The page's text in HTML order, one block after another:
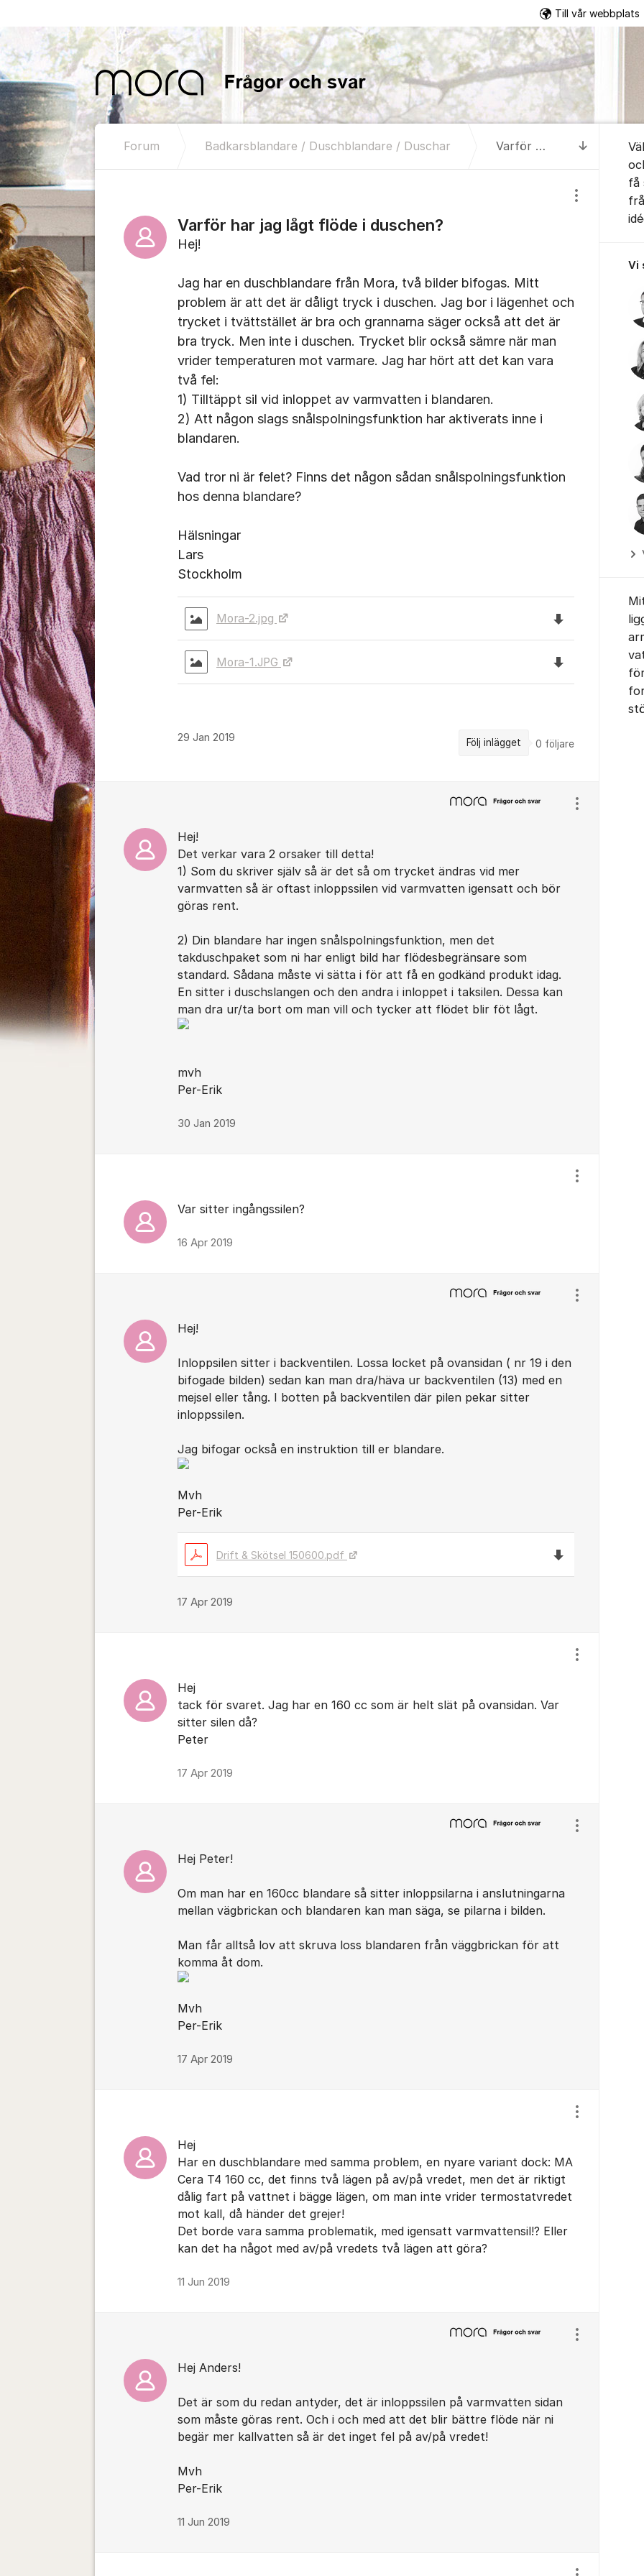
Till vår webbplats
Till
Forum Badkarsblandare / Duschblandare / Duschar Varför har jag lågt flöde i duschen?
Varför har jag lågt flöde i duschen?
Visa/dölj
Hej!
Jag har en duschblandare från Mora, två bilder bifogas. Mitt
problem är att det är dåligt tryck i duschen. Jag bor i lägenhet och
trycket i tvättstället är bra och grannarna säger också att det är
bra tryck. Men inte i duschen. Trycket blir också sämre när man
vrider temperaturen mot varmare. Jag har hört att det kan vara
två fel:
1) Tilltäppt sil vid inloppet av varmvatten i blandaren.
2) Att någon slags snålspolningsfunktion har aktiverats inne i
blandaren.
Vad tror ni är felet? Finns det någon sådan snålspolningsfunktion
hos denna blandare?
Hälsningar
Lars
Stockholm
Mora-2.jpg Ladda ned
Mora-1.JPG Ladda ned
29 Jan 2019 Följ inlägget 0 följare
Hej!
Det verkar vara 2 orsaker till detta!
1) Som du skriver själv så är det så om trycket ändras vid mer
varmvatten så är oftast inloppssilen vid varmvatten igensatt och bör
göras rent.
2) Din blandare har ingen snålspolningsfunktion, men det
takduschpaket som ni har enligt bild har flödesbegränsare som
standard. Sådana måste vi sätta i för att få en godkänd produkt idag.
En sitter i duschslangen och den andra i inloppet i taksilen. Dessa kan
man dra ur/ta bort om man vill och tycker att flödet blir föt lågt.
mvh
Per-Erik
30 Jan 2019
Visa/dölj
Var sitter ingångssilen?
16 Apr 2019
Visa/dölj
Hej!
Inloppsilen sitter i backventilen. Lossa locket på ovansidan ( nr 19 i den
bifogade bilden) sedan kan man dra/häva ur backventilen (13) med en
mejsel eller tång. I botten på backventilen där pilen pekar sitter
inloppssilen.
Jag bifogar också en instruktion till er blandare.
Mvh
Per-Erik
Drift & Skötsel 150600.pdf Ladda ned filen
17 Apr 2019
Visa/dölj
Hej
tack för svaret. Jag har en 160 cc som är helt slät på ovansidan. Var
sitter silen då?
Peter
17 Apr 2019
Visa/dölj
Hej Peter!
Om man har en 160cc blandare så sitter inloppsilarna i anslutningarna
mellan vägbrickan och blandaren kan man säga, se pilarna i bilden.
Man får alltså lov att skruva loss blandaren från väggbrickan för att
komma åt dom.
Mvh
Per-Erik
17 Apr 2019
Visa/dölj
Hej
Har en duschblandare med samma problem, en nyare variant dock: MA
Cera T4 160 cc, det finns två lägen på av/på vredet, men det är riktigt
dålig fart på vattnet i bägge lägen, om man inte vrider termostatvredet
mot kall, då händer det grejer!
Det borde vara samma problematik, med igensatt varmvattensil!? Eller
kan det ha något med av/på vredets två lägen att göra?
11 Jun 2019
Visa/dölj
Hej Anders!
Det är som du redan antyder, det är inloppssilen på varmvatten sidan
som måste göras rent. Och i och med att det blir bättre flöde när ni
begär mer kallvatten så är det inget fel på av/på vredet!
Mvh
Per-Erik
11 Jun 2019
Visa/dölj
få
Vi